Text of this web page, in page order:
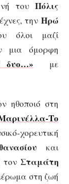
του Πόλις
την Ηρώ
όλοι μαζί
μια όμορφη
δυο…» με
ηθοποιό στη
Το
χορευτική
και
τονΣταμάτη
στη ζωή